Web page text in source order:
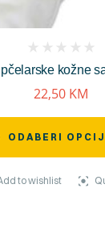
kožne
reviews)
22,50 KM
ODABERI
to wishlist